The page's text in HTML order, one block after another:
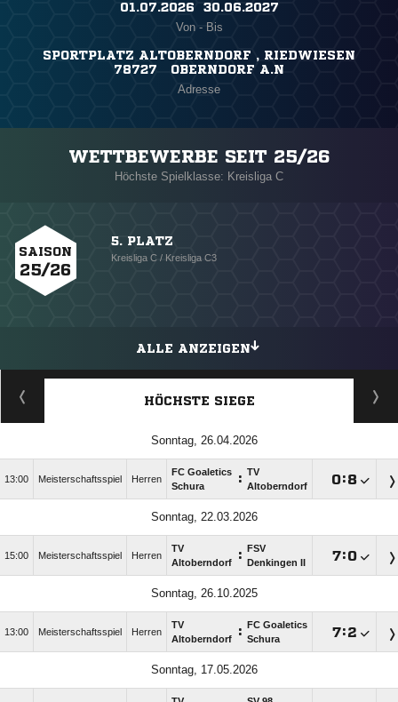
01.07.2026 ​ 30.06.2027
Von - Bis
SPORTPLATZ ALTOBERNDORF , RIEDWIESEN
78727 OBERNDORF A.N
Adresse
WETTBEWERBE SEIT 25/26
Höchste Spielklasse: Kreisliga C
SAISON
25/26
5. PLATZ
Kreisliga C / Kreisliga C3
ALLE ANZEIGEN
HÖCHSTE SIEGE
Sonntag, 26.04.2026
13:00 Meisterschaftsspiel Herren
FC Goaletics
Schura
: TV
Altoberndorf
:
Sonntag, 22.03.2026
15:00 Meisterschaftsspiel Herren
TV
Altoberndorf
:
FSV
Denkingen II
:
Sonntag, 26.10.2025
13:00 Meisterschaftsspiel Herren
TV
Altoberndorf
:
FC Goaletics
Schura
:
Sonntag, 17.05.2026